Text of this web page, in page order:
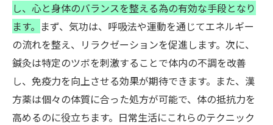
し、心と身体のバランスを整える為の有効な手段となり
ます。 まず、気功は、呼吸法や運動を通じてエネルギー
の流れを整え、リラクゼーションを促進します。次に、
鍼灸は特定のツボを刺激することで体内の不調を改善
し、免疫力を向上させる効果が期待できます。また、漢
方薬は個々の体質に合った処方が可能で、体の抵抗力を
高めるのに役立ちます。日常生活にこれらのテクニック